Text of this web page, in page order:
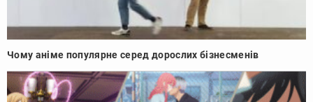
Чому аніме популярне серед дорослих бізнесменів